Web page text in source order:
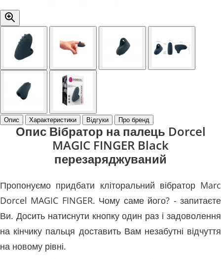
Опис Характеристики Відгуки Про бренд
Опис Вібратор на палець Dorcel
MAGIC FINGER Black
перезаряджуваний
Пропонуємо придбати кліторальний вібратор Marc
Dorcel MAGIC FINGER. Чому саме його? - запитаєте
Ви. Досить натиснути кнопку один раз і задоволення
на кінчику пальця доставить Вам незабутні відчуття
на новому рівні.